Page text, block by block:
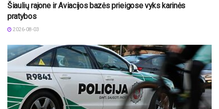
Šiaulių rajone ir Aviacijos bazės prieigose vyks karinės
pratybos
2026-08-03